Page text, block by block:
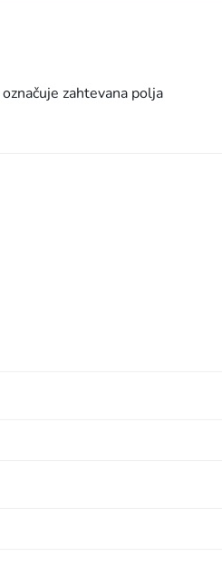
označuje zahtevana polja